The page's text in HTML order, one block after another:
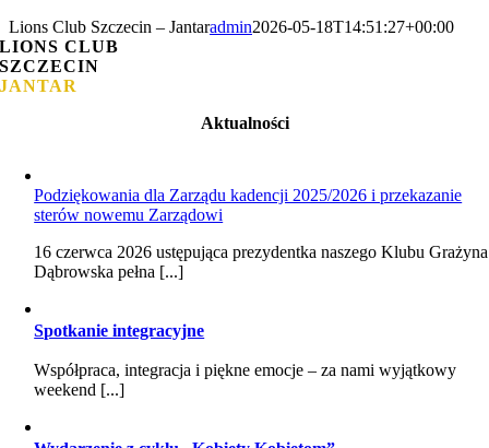
Lions Club Szczecin – Jantaradmin2026-05-18T14:51:27+00:00
LIONS CLUB
SZCZECIN
JANTAR
Aktualności
Podziękowania dla Zarządu kadencji 2025/2026 i przekazanie
sterów nowemu Zarządowi
16 czerwca 2026 ustępująca prezydentka naszego Klubu Grażyna
Dąbrowska pełna [...]
Spotkanie integracyjne
Współpraca, integracja i piękne emocje – za nami wyjątkowy
weekend [...]